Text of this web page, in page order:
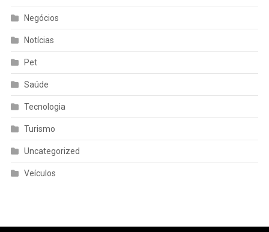
Negócios
Notícias
Pet
Saúde
Tecnologia
Turismo
Uncategorized
Veículos